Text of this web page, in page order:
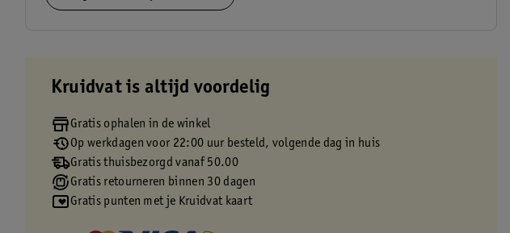
Kruidvat is altijd voordelig
Gratis ophalen in de winkel
Op werkdagen voor 22:00 uur besteld, volgende dag in huis
Gratis thuisbezorgd vanaf 50.00
Gratis retourneren binnen 30 dagen
Gratis punten met je Kruidvat kaart